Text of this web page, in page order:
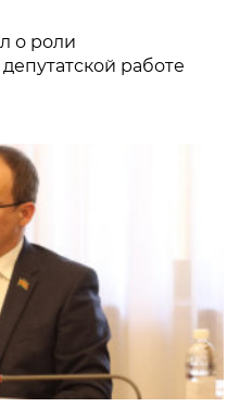
о роли
работе